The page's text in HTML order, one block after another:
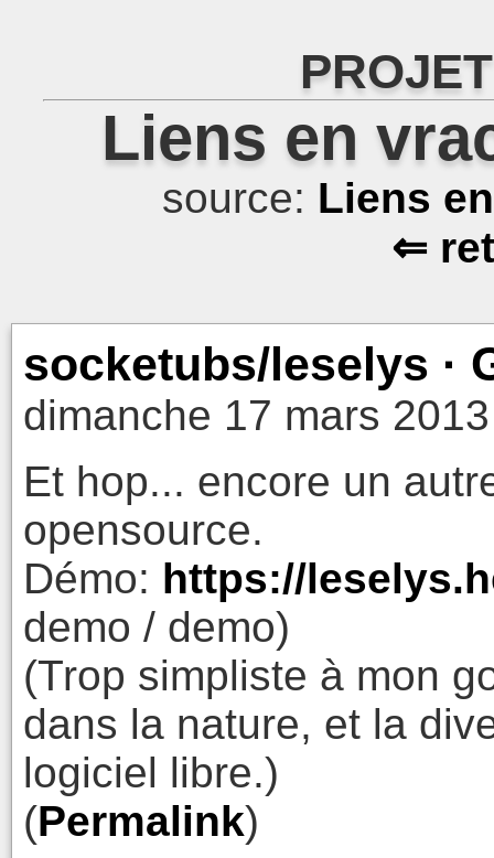
Liens en
source: Liens
⇐
socketubs/leselys ·
dimanche 17 mars
Et hop... encore un
opensource.
Démo: https://
demo / demo)
(Trop simpliste à mon
dans la nature, et la
logiciel libre.)
(Permalink)